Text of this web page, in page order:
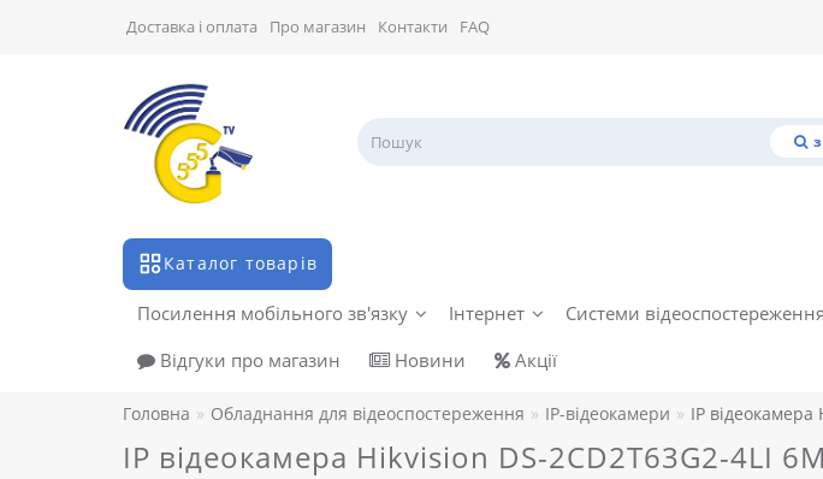
Доставка і оплата Про магазин Контакти FAQ
Каталог товарів
Посилення мобільного зв'язку Інтернет Системи відеоспостереження
Відгуки про магазин
Новини Акції
Головна Обладнання для відеоспостереження IP-відеокамери IP
IP відеокамера Hikvision DS-2CD2T63G2-4LI